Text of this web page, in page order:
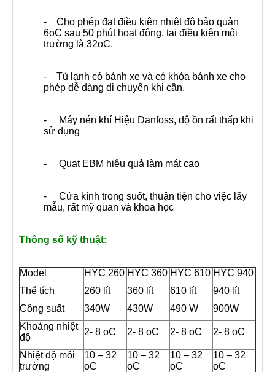
- Cho phép đạt điều kiện nhiệt độ bảo quản
6oC sau 50 phút hoạt động, tại điều kiện môi
trường là 32oC.
- Tủ lạnh có bánh xe và có khóa bánh xe cho
phép dễ dàng di chuyển khi cần.
- Máy nén khí Hiệu Danfoss, độ ồn rất thấp khi
sử dụng
- Quạt EBM hiệu quả làm mát cao
- Cửa kính trong suốt, thuận tiện cho việc lấy
mẫu, rất mỹ quan và khoa học
Thông số kỹ thuật:
Model HYC 260 HYC 360 HYC 610 HYC 940
Thể tích
260 lít 360 lít 610 lít
940 lít
Công suất
340W 430W 490 W
900W
Khoảng nhiệt
độ
2- 8 oC 2- 8 oC 2- 8 oC 2- 8 oC
Nhiệt độ môi
trường
10 – 32
oC
10 – 32
oC
10 – 32
oC
10 – 32
oC